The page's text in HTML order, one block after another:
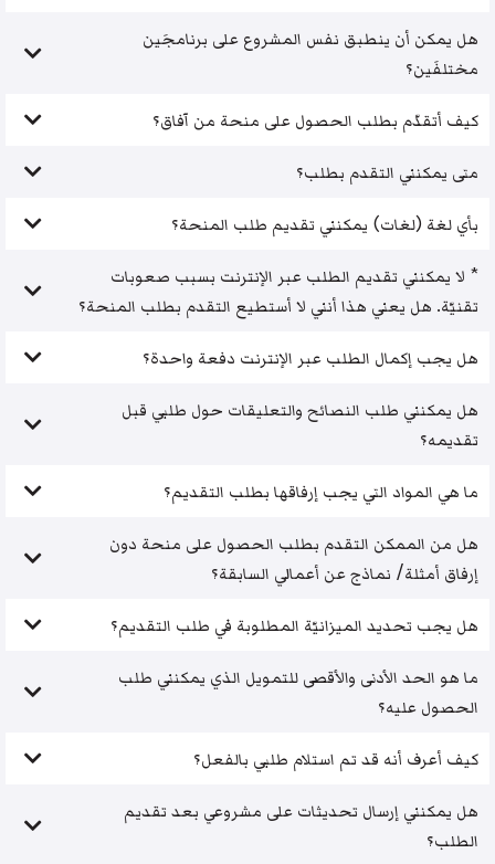
هل يمكن أن ينطبق نفس المشروع على برنامجَين
مختلفَين؟
كيف أتقدّم بطلب الحصول على منحة من آفاق؟
متى يمكنني التقدم بطلب؟
بأي لغة (لغات) يمكنني تقديم طلب المنحة؟
* لا يمكنني تقديم الطلب عبر الإنترنت بسبب صعوبات
تقنيّة. هل يعني هذا أنني لا أستطيع التقدم بطلب المنحة؟
هل يجب إكمال الطلب عبر الإنترنت دفعة واحدة؟
هل يمكنني طلب النصائح والتعليقات حول طلبي قبل
تقديمه؟
ما هي المواد التي يجب إرفاقها بطلب التقديم؟
هل من الممكن التقدم بطلب الحصول على منحة دون
إرفاق أمثلة/ نماذج عن أعمالي السابقة؟
هل يجب تحديد الميزانيّة المطلوبة في طلب التقديم؟
ما هو الحد الأدنى والأقصى للتمويل الذي يمكنني طلب
الحصول عليه؟
كيف أعرف أنه قد تم استلام طلبي بالفعل؟
هل يمكنني إرسال تحديثات على مشروعي بعد تقديم
الطلب؟